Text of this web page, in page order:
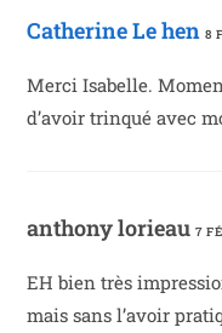
Catherine Le hen 8
Merci Isabelle.
d’avoir trinqué avec
anthony lorieau7
EH bien très
mais sans l’avoir